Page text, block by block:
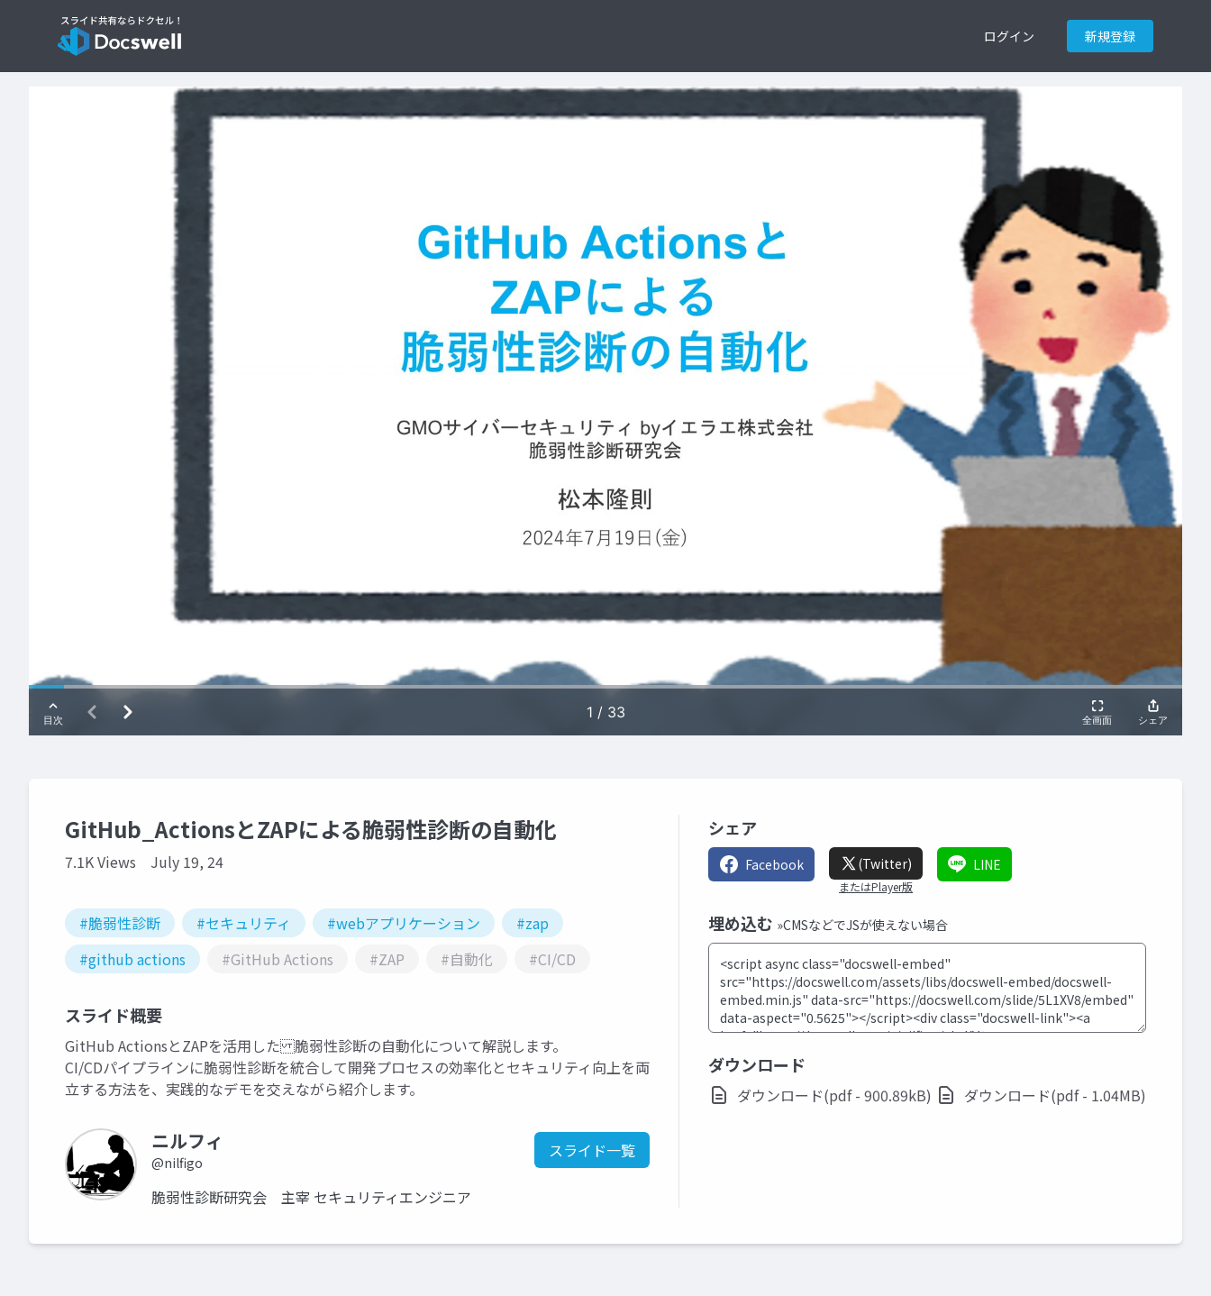
ログイン 新規登録
GitHub_ActionsとZAPによる脆弱性診断の自動化
7.1K Views July 19, 24
#脆弱性診断 #セキュリティ #webアプリケーション
#zap
#github actions
#GitHub Actions #ZAP #自動化 #CI/CD
スライド概要
GitHub ActionsとZAPを活用した 脆弱性診断の自動化について解説します。
CI/CDパイプラインに脆弱性診断を統合して開発プロセスの効率化とセキュリティ向上を両
立する方法を、実践的なデモを交えながら紹介します。
ニルフィ
@nilfigo
スライド一覧
脆弱性診断研究会 主宰 セキュリティエンジニア
シェア
Facebook (Twitter)
またはPlayer版
LINE
埋め込む »CMSなどでJSが使えない場合
ダウンロード
ダウンロード(pdf - 900.89kB) ダウンロード(pdf - 1.04MB)